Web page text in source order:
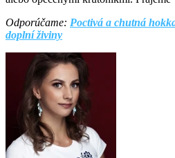
Odporúčame: Poctivá a chutná
doplní živiny